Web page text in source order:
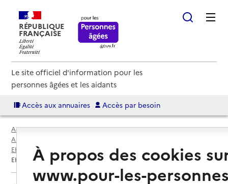
RÉPUBLIQUE
FRANÇAISE
Le site officiel d'information pour les
personnes âgées et les aidants
Accès aux annuaires Accès par besoin
Accueil
Espace annuaire
Annuaire EHPAD et maisons de retraite
EHPAD par département
Hauts-de-Seine (92)
Montrouge
EHPAD Résidence Madeleine Verdier
Retour aux résultats de l'annuaire
À propos des cookies
www.pour-les-